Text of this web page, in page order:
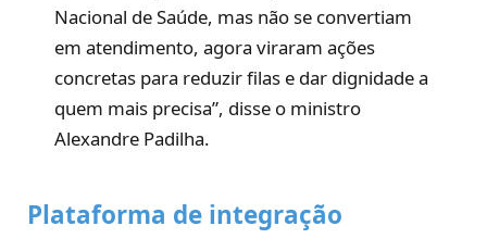
Nacional de Saúde, mas não se convertiam
em atendimento, agora viraram ações
concretas para reduzir filas e dar dignidade a
quem mais precisa”, disse o ministro
Alexandre Padilha.
Plataforma de integração